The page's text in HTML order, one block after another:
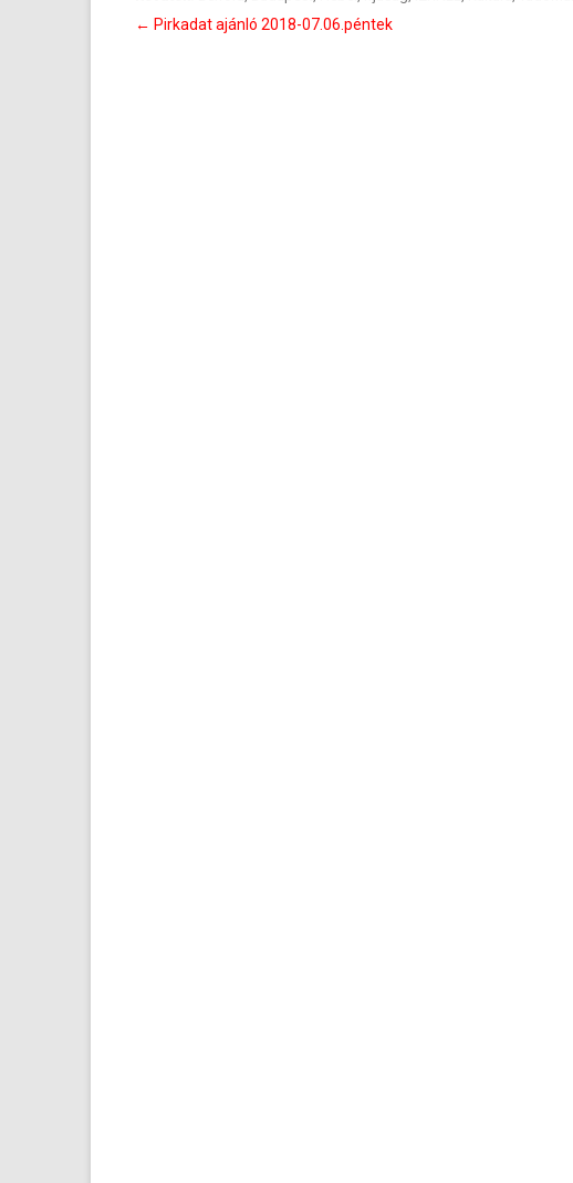
Bejegyzés
← Pirkadat ajánló 2018-07.06.péntek